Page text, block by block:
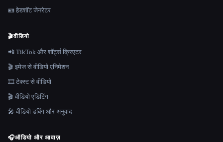
🪪 हेडशॉट जेनरेटर
🎬वीडियो
📲 TikTok और शॉर्ट्स क्रिएटर
🎬 इमेज से वीडियो एनिमेशन
🎞️ टेक्स्ट से वीडियो
🎬 वीडियो एडिटिंग
🎤 वीडियो डबिंग और अनुवाद
🎧ऑडियो और आवाज़